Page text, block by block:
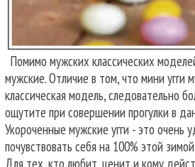
Помимо мужских классических
мужские. Отличие в том, что мини угги
классическая модель, следовательно
ощутите при совершении прогулки в
Укороченные мужские угги - это очень
почувствовать себя на 100% этой
Для тех, кто любит, ценит и кому